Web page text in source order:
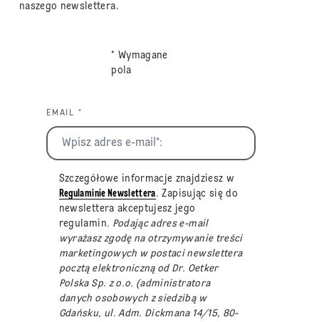
naszego newslettera.
* Wymagane
pola
EMAIL *
Szczegółowe informacje znajdziesz w
Regulaminie Newslettera. Zapisując się do
newslettera akceptujesz jego
regulamin. Podając adres e-mail
wyrażasz zgodę na otrzymywanie treści
marketingowych w postaci newslettera
pocztą elektroniczną od Dr. Oetker
Polska Sp. z o.o. (administratora
danych osobowych z siedzibą w
Gdańsku, ul. Adm. Dickmana 14/15, 80-